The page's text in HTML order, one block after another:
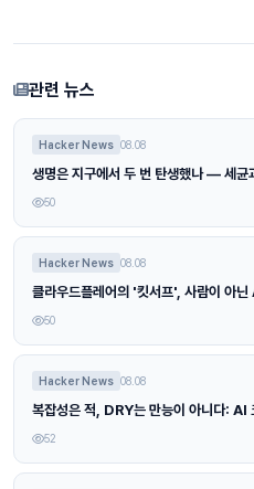
관련 뉴스
Hacker News 08.08
생명은 지구에서 두 번 탄생했나 — 세균
50
Hacker News 08.08
클라우드플레어의 '킷서프', 사람이 아
50
Hacker News 08.08
복잡성은 적, DRY는 만능이 아니다: AI
52